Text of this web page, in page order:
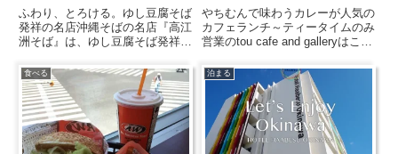
ふわり、とろける。ゆし豆腐そば
発祥の名店沖縄そばの名店『高江
洲そば』は、ゆし豆腐そば発祥の
てきました。丼いっぱいに広がる
ふわふわのゆし豆腐は、口に運ん
だ瞬間にほどけるような食感。豚
骨とかつおの旨みが溶け込んだ
や...
やちむんで味わうカレーが人気の
カフェランチ～ティータイムのみ
営業のtou cafe and galleryはこだ
ンクがいただけるカフェ。「やち
むんの里」からほど近くにあり、
ギャラリーでは陶工・松田米司さ
んと松田...
食べる 泊まる